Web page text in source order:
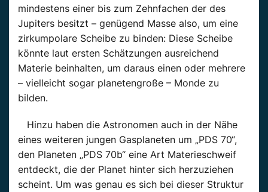
mindestens einer bis zum Zehnfachen der des
Jupiters besitzt – genügend Masse also, um eine
zirkumpolare Scheibe zu binden: Diese Scheibe
könnte laut ersten Schätzungen ausreichend
Materie beinhalten, um daraus einen oder mehrere
– vielleicht sogar planetengroße – Monde zu
bilden.
Hinzu haben die Astronomen auch in der Nähe
eines weiteren jungen Gasplaneten um „PDS 70“,
den Planeten „PDS 70b“ eine Art Materieschweif
entdeckt, die der Planet hinter sich herzuziehen
scheint. Um was genau es sich bei dieser Struktur